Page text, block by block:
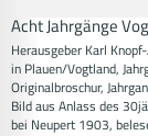
Acht Jahrgänge
Herausgeber Karl
in Plauen/Vogtland,
Originalbroschur,
Bild aus Anlass des
bei Neupert 1903,